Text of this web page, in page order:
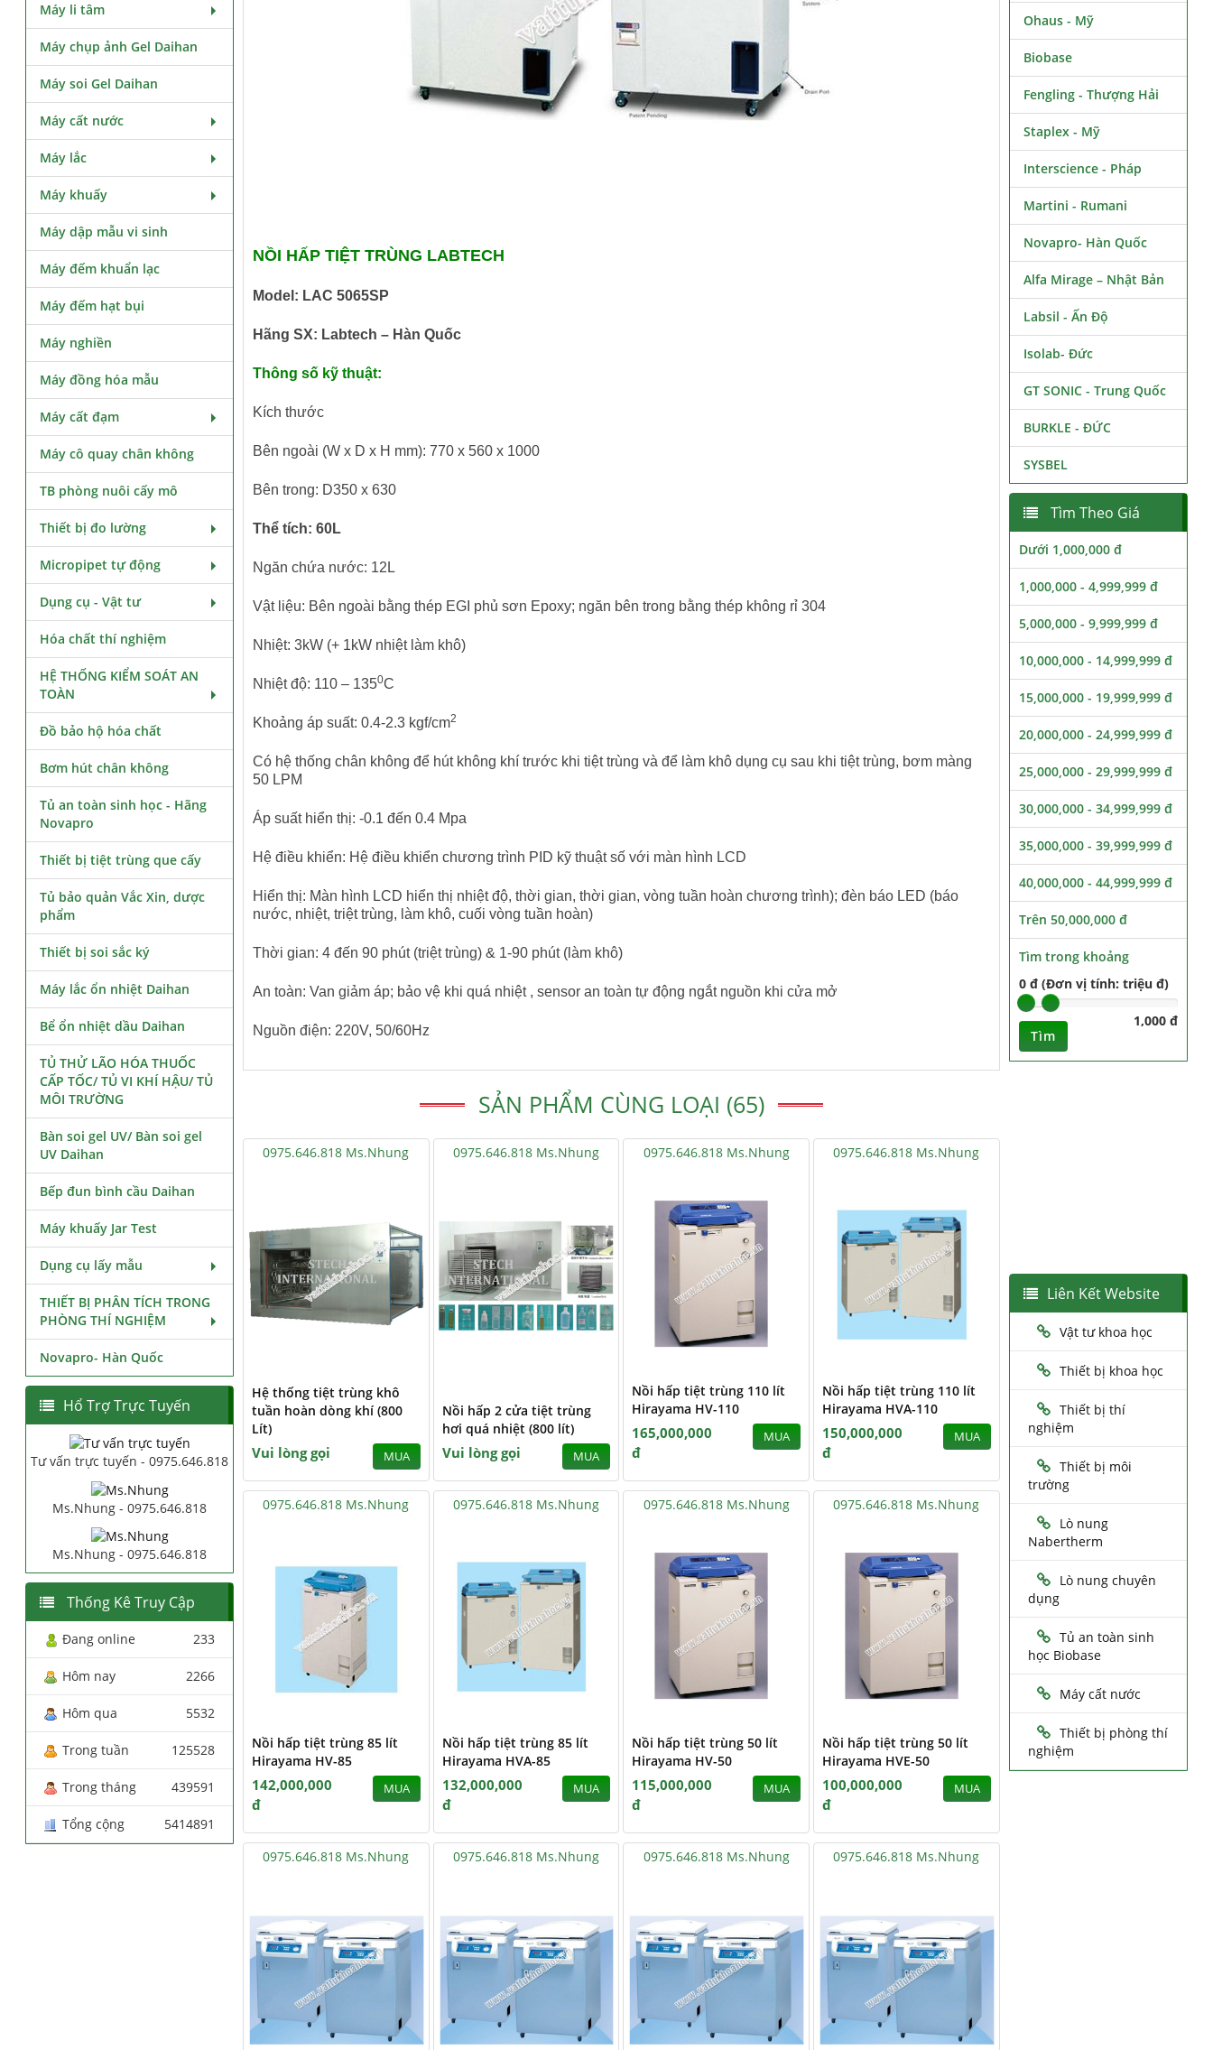
NỒI HẤP TIỆT TRÙNG LABTECH
Model: LAC 5065SP
Hãng SX: Labtech – Hàn Quốc
Thông số kỹ thuật:
Kích thước
Bên ngoài (W x D x H mm): 770 x 560 x 1000
Bên trong: D350 x 630
Thể tích: 60L
Ngăn chứa nước: 12L
Vật liệu: Bên ngoài bằng thép EGI phủ sơn Epoxy; ngăn bên trong bằng thép không rỉ 304
Nhiệt: 3kW (+ 1kW nhiệt làm khô)
Nhiệt độ: 110 – 1350C
Khoảng áp suất: 0.4-2.3 kgf/cm2
Có hệ thống chân không để hút không khí trước khi tiệt trùng và để làm khô dụng cụ sau khi tiệt trùng, bơm màng
50 LPM
Áp suất hiển thị: -0.1 đến 0.4 Mpa
Hệ điều khiển: Hệ điều khiển chương trình PID kỹ thuật số với màn hình LCD
Hiển thị: Màn hình LCD hiển thị nhiệt độ, thời gian, thời gian, vòng tuần hoàn chương trình); đèn báo LED (báo
nước, nhiệt, triệt trùng, làm khô, cuối vòng tuần hoàn)
Thời gian: 4 đến 90 phút (triệt trùng) & 1-90 phút (làm khô)
An toàn: Van giảm áp; bảo vệ khi quá nhiệt , sensor an toàn tự động ngắt nguồn khi cửa mở
Nguồn điện: 220V, 50/60Hz
SẢN PHẨM CÙNG LOẠI (65)
0975.646.818 Ms.Nhung
Hệ thống tiệt trùng khô
tuần hoàn dòng khí (800
Lít)
Vui lòng gọi MUA
0975.646.818 Ms.Nhung
Nồi hấp 2 cửa tiệt trùng
hơi quá nhiệt (800 lít)
Vui lòng gọi MUA
0975.646.818 Ms.Nhung
Nồi hấp tiệt trùng 110 lít
Hirayama HV-110
165,000,000
đ
MUA
0975.646.818 Ms.Nhung
Nồi hấp tiệt trùng 110 lít
Hirayama HVA-110
150,000,000
đ
MUA
0975.646.818 Ms.Nhung
Nồi hấp tiệt trùng 85 lít
Hirayama HV-85
142,000,000
đ
MUA
0975.646.818 Ms.Nhung
Nồi hấp tiệt trùng 85 lít
Hirayama HVA-85
132,000,000
đ
MUA
0975.646.818 Ms.Nhung
Nồi hấp tiệt trùng 50 lít
Hirayama HV-50
115,000,000
đ
MUA
0975.646.818 Ms.Nhung
Nồi hấp tiệt trùng 50 lít
Hirayama HVE-50
100,000,000
đ
MUA
0975.646.818 Ms.Nhung 0975.646.818 Ms.Nhung 0975.646.818 Ms.Nhung 0975.646.818 Ms.Nhung
Máy li tâm
Máy chụp ảnh Gel Daihan
Máy soi Gel Daihan
Máy cất nước
Máy lắc
Máy khuấy
Máy dập mẫu vi sinh
Máy đếm khuẩn lạc
Máy đếm hạt bụi
Máy nghiền
Máy đồng hóa mẫu
Máy cất đạm
Máy cô quay chân không
TB phòng nuôi cấy mô
Thiết bị đo lường
Micropipet tự động
Dụng cụ - Vật tư
Hóa chất thí nghiệm
HỆ THỐNG KIỂM SOÁT AN
TOÀN
Đồ bảo hộ hóa chất
Bơm hút chân không
Tủ an toàn sinh học - Hãng
Novapro
Thiết bị tiệt trùng que cấy
Tủ bảo quản Vắc Xin, dược
phẩm
Thiết bị soi sắc ký
Máy lắc ổn nhiệt Daihan
Bể ổn nhiệt dầu Daihan
TỦ THỬ LÃO HÓA THUỐC
CẤP TỐC/ TỦ VI KHÍ HẬU/ TỦ
MÔI TRƯỜNG
Bàn soi gel UV/ Bàn soi gel
UV Daihan
Bếp đun bình cầu Daihan
Máy khuấy Jar Test
Dụng cụ lấy mẫu
THIẾT BỊ PHÂN TÍCH TRONG
PHÒNG THÍ NGHIỆM
Novapro- Hàn Quốc
Hổ Trợ Trực Tuyến
Tư vấn trực tuyến - 0975.646.818
Ms.Nhung - 0975.646.818
Ms.Nhung - 0975.646.818
Thống Kê Truy Cập
Đang online 233
Hôm nay 2266
Hôm qua 5532
Trong tuần 125528
Trong tháng 439591
Tổng cộng 5414891
Ohaus - Mỹ
Biobase
Fengling - Thượng Hải
Staplex - Mỹ
Interscience - Pháp
Martini - Rumani
Novapro- Hàn Quốc
Alfa Mirage – Nhật Bản
Labsil - Ấn Độ
Isolab- Đức
GT SONIC - Trung Quốc
BURKLE - ĐỨC
SYSBEL
Tìm Theo Giá
Dưới 1,000,000 đ
1,000,000 - 4,999,999 đ
5,000,000 - 9,999,999 đ
10,000,000 - 14,999,999 đ
15,000,000 - 19,999,999 đ
20,000,000 - 24,999,999 đ
25,000,000 - 29,999,999 đ
30,000,000 - 34,999,999 đ
35,000,000 - 39,999,999 đ
40,000,000 - 44,999,999 đ
Trên 50,000,000 đ
Tìm trong khoảng
0 đ (Đơn vị tính: triệu đ)
1,000 đ
Tìm
Liên Kết Website
Vật tư khoa học
Thiết bị khoa học
Thiết bị thí
nghiệm
Thiết bị môi
trường
Lò nung
Nabertherm
Lò nung chuyên
dụng
Tủ an toàn sinh
học Biobase
Máy cất nước
Thiết bị phòng thí
nghiệm